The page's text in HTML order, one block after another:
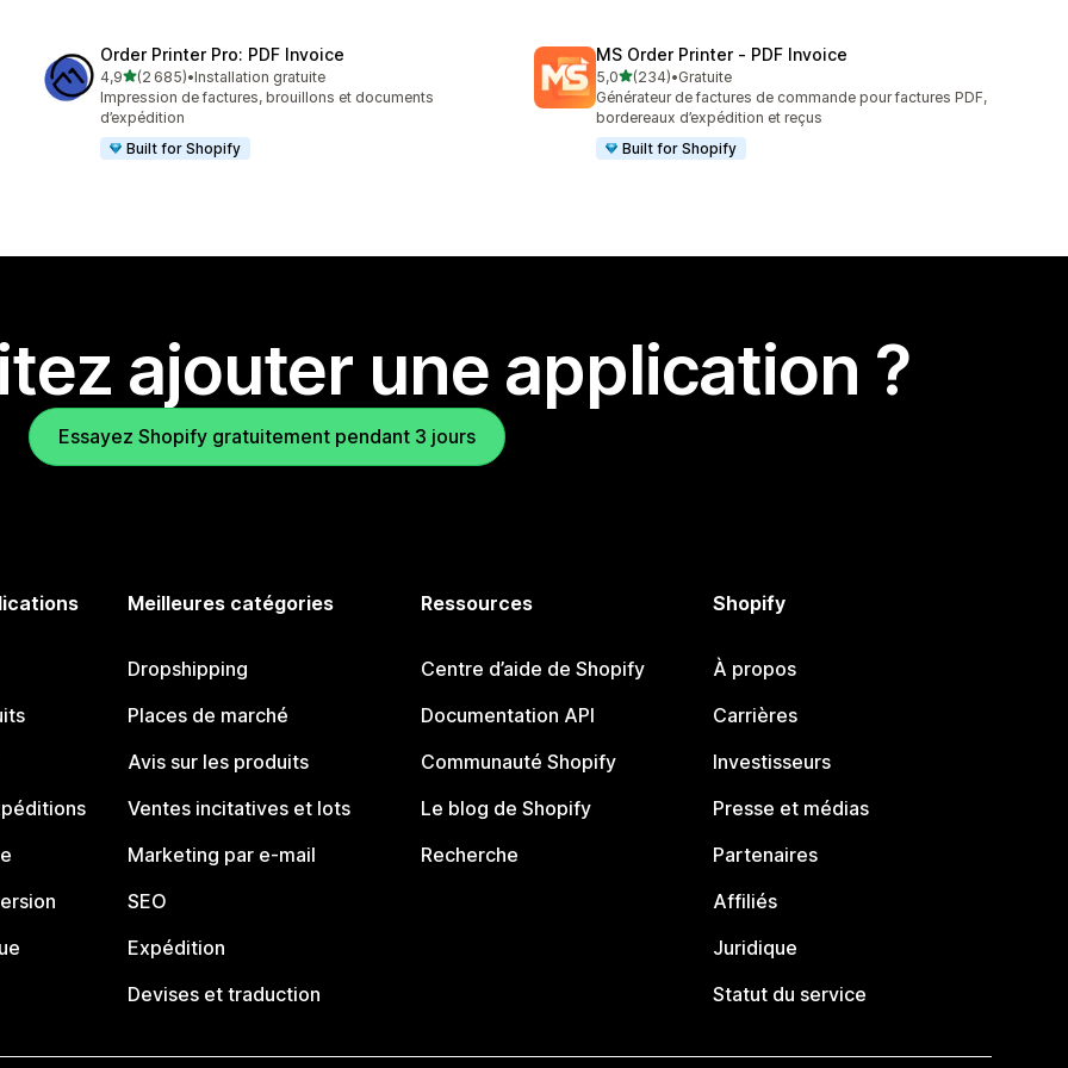
Order Printer Pro: PDF Invoice
4,9étoile(s) sur 5
(2 685)
2685 avis au total
•Installation gratuite
Impression de factures, brouillons et documents
d’expédition
Built for Shopify
MS Order Printer ‑ PDF Invoice
5,0étoile(s) sur 5
(234)
234 avis au total
•Gratuite
Générateur de factures de commande pour factures PDF,
bordereaux d’expédition et reçus
Built for Shopify
ajouter une application ?
Essayez Shopify gratuitement pendant 3 jours
Meilleures catégories
Dropshipping
Places de marché
Avis sur les produits
Ventes incitatives et lots
Marketing par e-mail
SEO
Expédition
Devises et traduction
Ressources
Centre d’aide de Shopify
Documentation API
Communauté Shopify
Le blog de Shopify
Recherche
Shopify
À propos
Carrières
Investisseurs
Presse et médias
Partenaires
Affiliés
Juridique
Statut du service